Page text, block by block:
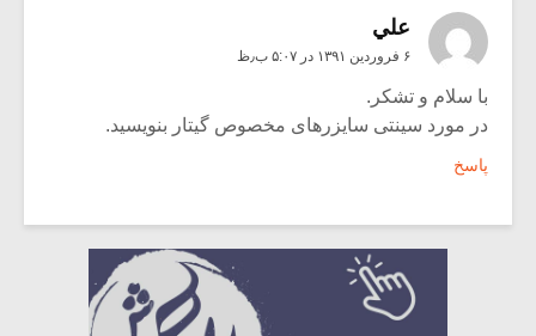
علي
۶ فروردین ۱۳۹۱ در ۵:۰۷ ب٫ظ
با سلام و تشکر.
در مورد سینتی سایزرهای مخصوص گیتار بنویسید.
پاسخ